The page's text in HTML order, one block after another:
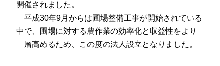
開催されました。
平成30年9月からは圃場整備工事が開始されている
中で、圃場に対する農作業の効率化と収益性をより
一層高めるため、この度の法人設立となりました。